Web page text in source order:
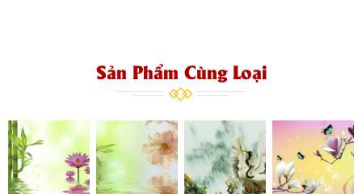
Sản Phẩm Cùng Loại